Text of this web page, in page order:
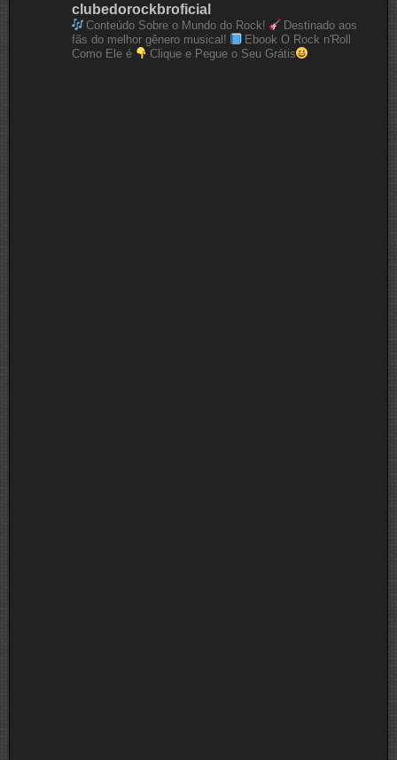
clubedorockbroficial
Conteúdo Sobre o Mundo do Rock!
Destinado aos
fãs do melhor gênero musical!
Ebook O Rock n'Roll
Como Ele é
Clique e Pegue o Seu Grátis